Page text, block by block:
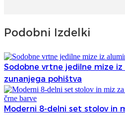
Podobni Izdelki
Sodobne vrtne jedilne mize
zunanjega pohištva
Moderni 8-delni set stolov in